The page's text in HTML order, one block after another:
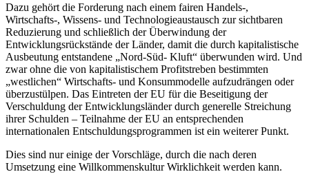
Dazu gehört die Forderung nach einem fairen Handels-,
Wirtschafts-, Wissens- und Technologieaustausch zur sichtbaren
Reduzierung und schließlich der Überwindung der
Entwicklungsrückstände der Länder, damit die durch kapitalistische
Ausbeutung entstandene „Nord-Süd- Kluft“ überwunden wird. Und
zwar ohne die von kapitalistischem Profitstreben bestimmten
„westlichen“ Wirtschafts- und Konsummodelle aufzudrängen oder
überzustülpen. Das Eintreten der EU für die Beseitigung der
Verschuldung der Entwicklungsländer durch generelle Streichung
ihrer Schulden – Teilnahme der EU an entsprechenden
internationalen Entschuldungsprogrammen ist ein weiterer Punkt.
Dies sind nur einige der Vorschläge, durch die nach deren
Umsetzung eine Willkommenskultur Wirklichkeit werden kann.